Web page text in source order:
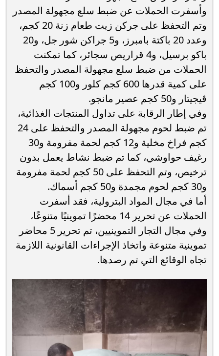
وأسفرت الحملات عن ضبط سلع مجهولة المصدر
وتم التحفظ على جركن زيت طعام زنة 20 كجم،
وعدد 20 باكتة بامبرز، و5 جراكن شور جل، و20
باكو برسيل، و4 قراريص سجائر، كما تمكنت
الحملات من ضبط سلع مجهولة المصدر والتحفظ
على كمية قدرها 600 كجم كلور و100 كجم
ڤيجيتار و50 كجم عصير مانجو.
وفي إطار الرقابة على تداول المنتجات الغذائية،
تم ضبط لحوم مجهولة المصدر والتحفظ على 24
كجم فراخ مخلية و12 كجم لحمة مفرومة و30
رغيف حواوشي، كما تم ضبط نشاط يعمل بدون
ترخيص، وتم التحفظ على 50 كجم لحمة مفرومة
و30 كجم لحوم مجمدة و50 كجم أسماك.
أما في مجال المواد البترولية، فقد أسفرت
الحملات عن تحرير 14 محضرًا تموينيًا متنوعًا،
وفي مجال التجار التموينيين، تم تحرير 5 محاضر
تموينية متنوعة واتخاذ الإجراءات القانونية اللازمة
تجاه الوقائع التي تم رصدها.